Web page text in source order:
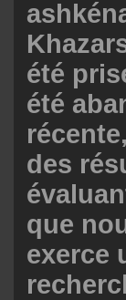
été
été
des
que
exerce